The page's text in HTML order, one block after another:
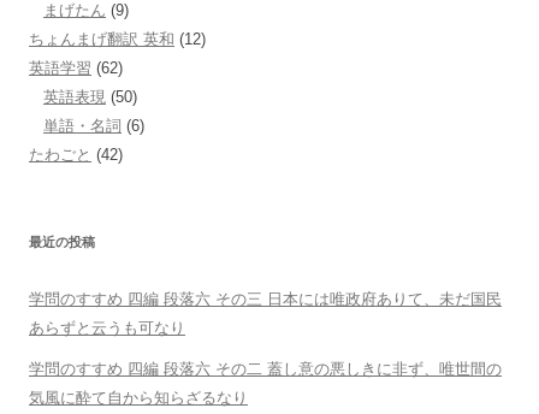
まげたん (9)
ちょんまげ翻訳 英和 (12)
英語学習 (62)
英語表現 (50)
単語・名詞 (6)
たわごと (42)
最近の投稿
学問のすすめ 四編 段落六 その三 日本には唯政府ありて、未だ国民
あらずと云うも可なり
学問のすすめ 四編 段落六 その二 蓋し意の悪しきに非ず、唯世間の
気風に酔て自から知らざるなり